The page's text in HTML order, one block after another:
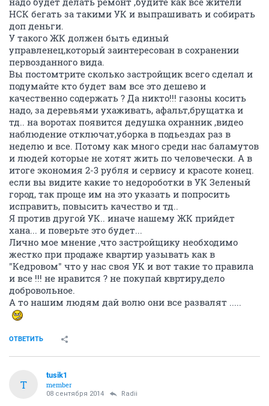
НСК бегать за такими УК и выпрашивать и собирать
доп деньги.
У такого ЖК должен быть единый
управленец,который заинтересован в сохранении
первозданного вида.
Вы постомтрите сколько застройщик всего сделал и
подумайте кто будет вам все это дешево и
качественно содержать ? Да никто!!! газоны косить
надо, за деревьями ухаживать, афальт,брущатка и
тд.. на воротах появится дедушка охранник ,видео
наблюдение отключат,уборка в подьездах раз в
неделю и все. Потому как много среди нас баламутов
и людей которые не хотят жить по человечески. А в
итоге экономия 2-3 рубля и сервису и красоте конец.
если вы видите какие то недороботки в УК Зеленый
город, так проще им на это указать и попросить
исправить, повысить качество и тд..
Я против другой УК.. иначе нашему ЖК прийдет
хана... и поверьте это будет...
Лично мое мнение ,что застройщику необходимо
жестко при продаже квартир уазывать как в
"Кедровом" что у нас своя УК и вот такие то правила
и все !!! не нравится ? не покупай квртиру,дело
добровольное.
А то нашим людям дай волю они все развалят .....
ОТВЕТИТЬ
T
tusik1
member
08 сентября 2014 Radii